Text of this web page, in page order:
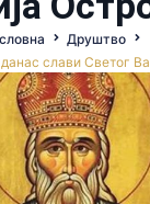
Друштво
слави Светог